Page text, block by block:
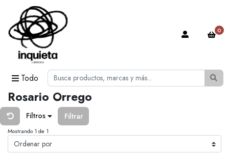
Todo
0
Rosario Orrego
Filtros Filtrar
Mostrando 1 de 1